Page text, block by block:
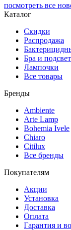
посмотреть все
Каталог
Скидки
Распродажа
Бра и
Лампочки
Все товары
Бренды
Ambiente
Arte Lamp
Bohemia Ivele
Chiaro
Citilux
Все бренды
Покупателям
Акции
Установка
Доставка
Оплата
Гарантия и